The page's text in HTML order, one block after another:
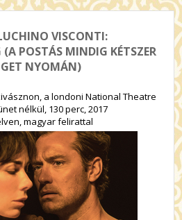
VISCONTI:
POSTÁS MINDIG KÉTSZER
NYOMÁN)
a londoni National Theatre
nélkül, 130 perc, 2017
magyar felirattal